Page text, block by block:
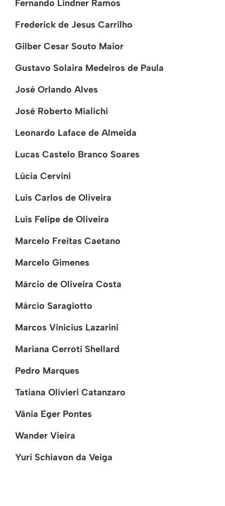
Fernando Lindner Ramos
Frederick de Jesus Carrilho
Gilber Cesar Souto Maior
Gustavo Solaira Medeiros de Paula
José Orlando Alves
José Roberto Mialichi
Leonardo Laface de Almeida
Lucas Castelo Branco Soares
Lúcia Cervini
Luis Carlos de Oliveira
Luis Felipe de Oliveira
Marcelo Freitas Caetano
Marcelo Gimenes
Márcio de Oliveira Costa
Márcio Saragiotto
Marcos Vinicius Lazarini
Mariana Cerroti Shellard
Pedro Marques
Tatiana Olivieri Catanzaro
Vânia Eger Pontes
Wander Vieira
Yuri Schiavon da Veiga